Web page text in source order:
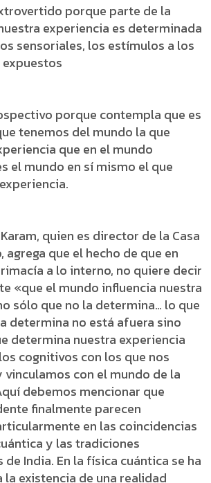
porque parte de la
experiencia es determinada
sensoriales, los estímulos a los
porque contempla que es
tenemos del mundo la que
que en el mundo
el mundo en sí mismo el que
quien es director de la Casa
agrega que el hecho de que en
a lo interno, no quiere decir
«que el mundo influencia nuestra
sólo que no la determina… lo que
determina no está afuera sino
determina nuestra experiencia
cognitivos con los que nos
con el mundo de la
debemos mencionar que
finalmente parecen
en las coincidencias
y las tradiciones
India. En la física cuántica se ha
la existencia de una realidad